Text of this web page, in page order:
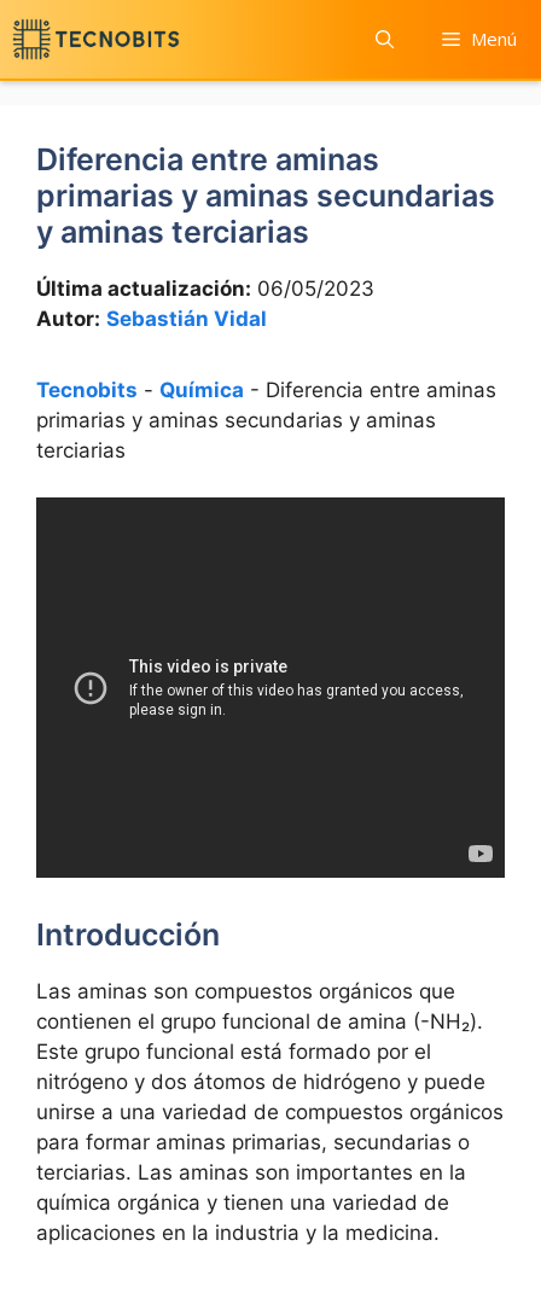
Saltar
al
contenido
Menú
Diferencia entre aminas
primarias y aminas secundarias
y aminas terciarias
Última actualización: 06/05/2023
Autor: Sebastián Vidal
Tecnobits - Química - Diferencia entre aminas
primarias y aminas secundarias y aminas
terciarias
Introducción
Las aminas son compuestos orgánicos que
contienen el grupo funcional de amina (-NH₂).
Este grupo funcional está formado por el
nitrógeno y dos átomos de hidrógeno y puede
unirse a una variedad de compuestos orgánicos
para formar aminas primarias, secundarias o
terciarias. Las aminas son importantes en la
química orgánica y tienen una variedad de
aplicaciones en la industria y la medicina.